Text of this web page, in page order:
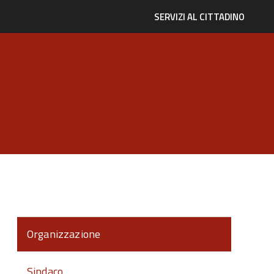
SERVIZI AL CITTADINO
Organizzazione